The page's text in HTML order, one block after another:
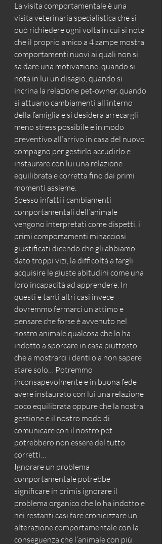
La visita comportamentale è una
visita veterinaria specialistica che si
può richiedere ogni volta in cui si nota
che il proprio amico a 4 zampe mostra
comportamenti nuovi ai quali non si
sa dare una motivazione, quando si
nota in lui un disagio, quando si
incrina la relazione pet-owner, quando
si attuano cambiamenti all’interno
della famiglia e si desidera arrecargli
meno stress possibile e in modo
preventivo all’arrivo in casa del nuovo
compagno per gestirlo accudirlo e
instaurare con lui una relazione
equilibrata e corretta fino dai primi
momenti assieme.
Spesso infatti i cambiamenti
comportamentali dell’animale
vengono interpretati come dispetti, i
primi comportamenti minacciosi
giustificati dicendo che gli abbiamo
dato troppi vizi, la difficoltà a fargli
acquisire le giuste abitudini come una
loro incapacità ad apprendere. In
questi e tanti altri casi invece
dovremmo fermarci un attimo e
pensare che forse è avvenuto nel
nostro animale qualcosa che lo ha
indotto a sporcare in casa piuttosto
che a mostrarci i denti o a non sapere
stare solo… Potremmo
inconsapevolmente e in buona fede
avere instaurato con lui una relazione
poco equilibrata oppure che la nostra
gestione e il nostro modo di
comunicare con il nostro pet
potrebbero non essere del tutto
corretti…
Ignorare un problema
comportamentale potrebbe
significare in primis ignorare il
problema organico che lo ha indotto e
nei restanti casi fare cronicizzare un
alterazione comportamentale con la
conseguenza che l’animale con più